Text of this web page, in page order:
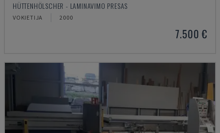
HÜTTENHÖLSCHER - LAMINAVIMO PRESAS
VOKIETIJA 2000
7.500 €